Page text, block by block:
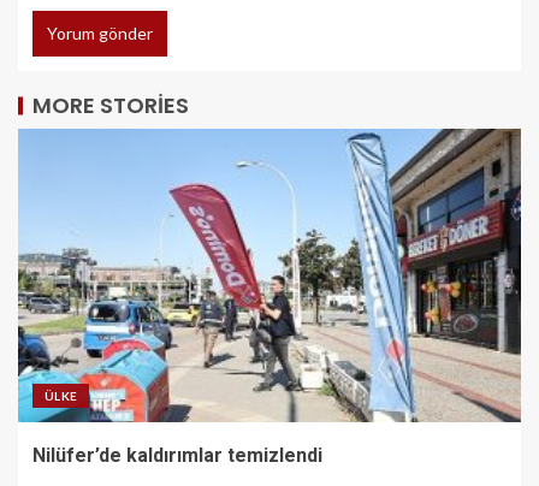
MORE STORIES
ÜLKE
Nilüfer’de kaldırımlar temizlendi